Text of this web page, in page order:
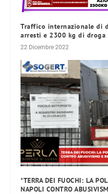
Traffico internazionale di
arresti e 2300 kg di droga
22 Dicembre 2022
*TERRA DEI FUOCHI: LA
NAPOLI CONTRO